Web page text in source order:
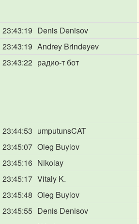
23:43:19 Denis Denisov
23:43:19 Andrey Brindeyev
23:43:22 радио-т бот
23:44:53 umputunsCAT
23:45:07 Oleg Buylov
23:45:16 Nikolay
23:45:17 Vitaly K.
23:45:48 Oleg Buylov
23:45:55 Denis Denisov